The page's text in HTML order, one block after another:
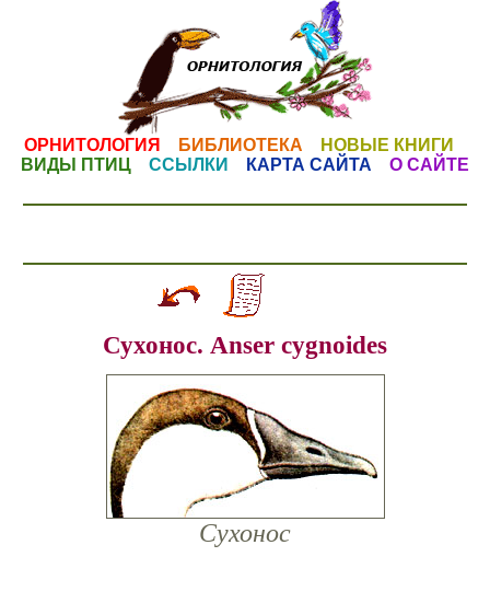
ОРНИТОЛОГИЯ БИБЛИОТЕКА
НОВЫЕ КНИГИ
ВИДЫ ПТИЦ
ССЫЛКИ КАРТА САЙТА О САЙТЕ
Сухонос. Anser cygnoides
Сухонос